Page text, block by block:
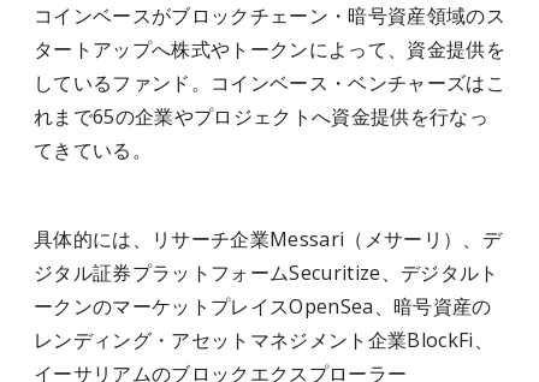
コインベースがブロックチェーン・暗号資産領域のス
タートアップへ株式やトークンによって、資金提供を
しているファンド。コインベース・ベンチャーズはこ
れまで65の企業やプロジェクトへ資金提供を行なっ
てきている。
具体的には、リサーチ企業Messari（メサーリ）、デ
ジタル証券プラットフォームSecuritize、デジタルト
ークンのマーケットプレイスOpenSea、暗号資産の
レンディング・アセットマネジメント企業BlockFi、
イーサリアムのブロックエクスプローラー